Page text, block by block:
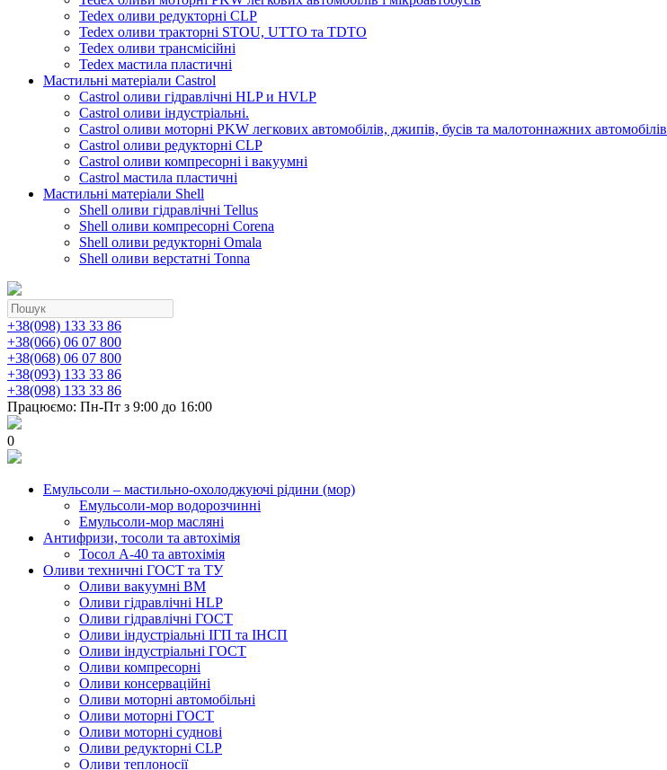
Tedex оливи редукторні CLP
Tedex оливи тракторні STOU, UTTO та TDTO
Tedex оливи трансмісійні
Tedex мастила пластичні
Мастильні матеріали Castrol
Castrol оливи гідравлічні HLP и HVLP
Castrol оливи індустріальні.
Castrol оливи моторні PKW легкових автомобілів, джипів, бусів та малотоннажних автомобілів
Castrol оливи редукторні CLP
Castrol оливи компресорні і вакуумні
Castrol мастила пластичні
Мастильні матеріали Shell
Shell оливи гідравлічні Tellus
Shell оливи компресорні Corena
Shell оливи редукторні Omala
Shell оливи верстатні Tonna
+38(098) 133 33 86
+38(066) 06 07 800
+38(068) 06 07 800
+38(093) 133 33 86
+38(098) 133 33 86
Працюємо: Пн-Пт з 9:00 до 16:00
0
Емульсоли – мастильно-охолоджуючі рідини (мор)
Емульсоли-мор водорозчинні
Емульсоли-мор масляні
Антифризи, тосоли та автохімія
Тосол А-40 та автохімія
Оливи техничні ГОСТ та ТУ
Оливи вакуумні ВМ
Оливи гідравлічні HLP
Оливи гідравлічні ГОСТ
Оливи індустріальні ІГП та ІНСП
Оливи індустріальні ГОСТ
Оливи компресорні
Оливи консерваційні
Оливи моторні автомобільні
Оливи моторні ГОСТ
Оливи моторні суднові
Оливи редукторні CLP
Оливи теплоносії